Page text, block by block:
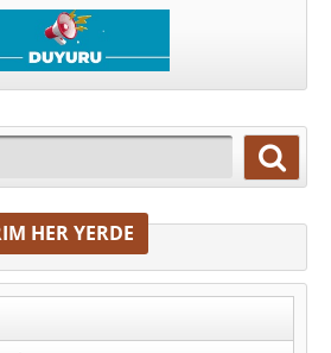
HER YERDE